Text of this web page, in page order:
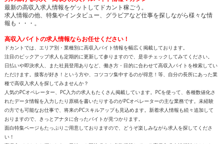
日払いや即決求人、また社員登用ありなど、働き方・目的に合わせて高収入バイトを検索してい
ただけます。接客が好き！という方や、コツコツ集中するのが得意！等、自分の長所にあった業
種で高収入求人を探してみませんか？
れたデータ情報を入力したり原稿を書いたりするのがPCオペレーターの主な業務です。未経験
の方でも可能なお仕事で、将来のPCスキルアップも見込めます。新着求人情報も続々追加して
おりますので、きっとアナタに合ったバイトが見つかります。
面白特集ページもたっぷりご用意しておりますので、どうぞ楽しみながら求人を探してくださ
い！
高収入バイトをお探しなら、日払いや即決求人を多数掲載している高収入求人情報誌ドカントへ
どうぞお任せくださいませ！
All contents copyright © 2002-2025ドカント.com
reserved. 掲載記事、写真、イラストの無断転載を禁じます。